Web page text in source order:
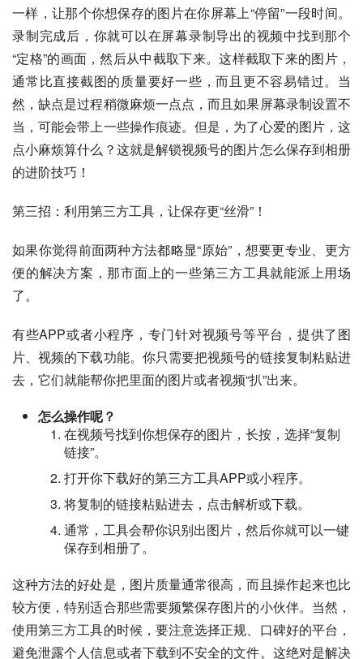
一样，让那个你想保存的图片在你屏幕上“停留”一段时间。
录制完成后，你就可以在屏幕录制导出的视频中找到那个
“定格”的画面，然后从中截取下来。这样截取下来的图片，
通常比直接截图的质量要好一些，而且更不容易错过。当
然，缺点是过程稍微麻烦一点点，而且如果屏幕录制设置不
当，可能会带上一些操作痕迹。但是，为了心爱的图片，这
点小麻烦算什么？这就是解锁视频号的图片怎么保存到相册
的进阶技巧！
第三招：利用第三方工具，让保存更“丝滑”！
如果你觉得前面两种方法都略显“原始”，想要更专业、更方
便的解决方案，那市面上的一些第三方工具就能派上用场
了。
有些APP或者小程序，专门针对视频号等平台，提供了图
片、视频的下载功能。你只需要把视频号的链接复制粘贴进
去，它们就能帮你把里面的图片或者视频“扒”出来。
怎么操作呢？
在视频号找到你想保存的图片，长按，选择“复制
链接”。
打开你下载好的第三方工具APP或小程序。
将复制的链接粘贴进去，点击解析或下载。
通常，工具会帮你识别出图片，然后你就可以一键
保存到相册了。
这种方法的好处是，图片质量通常很高，而且操作起来也比
较方便，特别适合那些需要频繁保存图片的小伙伴。当然，
使用第三方工具的时候，要注意选择正规、口碑好的平台，
避免泄露个人信息或者下载到不安全的文件。这绝对是解决